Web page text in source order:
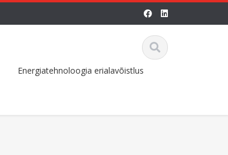
Energiatehnoloogia erialavõistlus